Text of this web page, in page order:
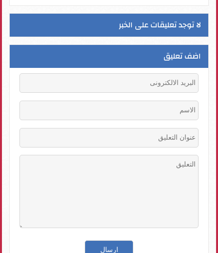
لا توجد تعليقات على الخبر
اضف تعليق